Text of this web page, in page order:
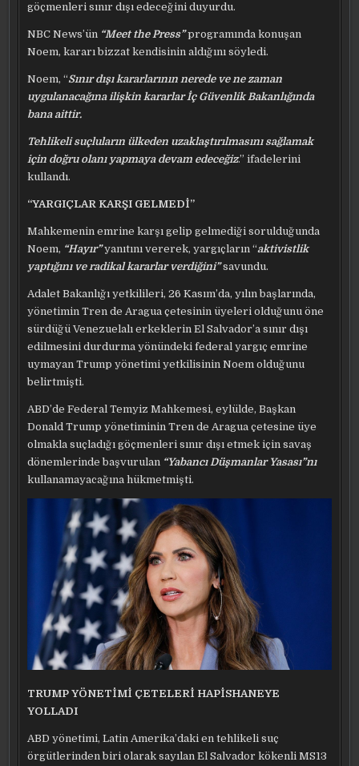
göçmenleri sınır dışı edeceğini duyurdu.
NBC News’ün “Meet the Press”programında konuşan
Noem, kararı bizzat kendisinin aldığını söyledi.
Noem, “Sınır dışı kararlarının nerede ve ne zaman
uygulanacağına ilişkin kararlar İç Güvenlik Bakanlığında
bana aittir.
Tehlikeli suçluların ülkeden uzaklaştırılmasını sağlamak
için doğru olanı yapmaya devam edeceğiz.” ifadelerini
kullandı.
“YARGIÇLAR KARŞI GELMEDİ”
Mahkemenin emrine karşı gelip gelmediği sorulduğunda
Noem, “Hayır”yanıtını vererek, yargıçların “aktivistlik
yaptığını ve radikal kararlar verdiğini”savundu.
Adalet Bakanlığı yetkilileri, 26 Kasım’da, yılın başlarında,
yönetimin Tren de Aragua çetesinin üyeleri olduğunu öne
sürdüğü Venezuelalı erkeklerin El Salvador’a sınır dışı
edilmesini durdurma yönündeki federal yargıç emrine
uymayan Trump yönetimi yetkilisinin Noem olduğunu
belirtmişti.
ABD’de Federal Temyiz Mahkemesi, eylülde, Başkan
Donald Trump yönetiminin Tren de Aragua çetesine üye
olmakla suçladığı göçmenleri sınır dışı etmek için savaş
dönemlerinde başvurulan “Yabancı Düşmanlar Yasası”nı
kullanamayacağına hükmetmişti.
TRUMP YÖNETİMİ ÇETELERİ HAPİSHANEYE
YOLLADI
ABD yönetimi, Latin Amerika’daki en tehlikeli suç
örgütlerinden biri olarak sayılan El Salvador kökenli MS13